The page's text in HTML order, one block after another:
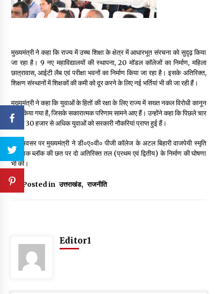
मुख्यमंत्री ने कहा कि राज्य में उच्च शिक्षा के क्षेत्र में आधारभूत संरचना को सुदृढ़ किया
जा रहा है। 9 नए महाविद्यालयों की स्थापना, 20 मॉडल कॉलेजों का निर्माण, महिला
छात्रावास, आईटी लैब एवं परीक्षा भवनों का निर्माण किया जा रहा है। इसके अतिरिक्त,
शिक्षण संस्थानों में शिक्षकों की कमी को दूर करने के लिए नई भर्तियां भी की जा रही हैं।
मुख्यमंत्री ने कहा कि युवाओं के हितों की रक्षा के लिए राज्य में सख्त नकल विरोधी कानून
लागू किया गया है, जिसके सकारात्मक परिणाम सामने आए हैं। उन्होंने कहा कि पिछले चार
वर्षों में 30 हजार से अधिक युवाओं को सरकारी नौकरियां प्राप्त हुई हैं।
इस अवसर पर मुख्यमंत्री ने डी०ए०वी० पीजी कॉलेज के अटल बिहारी वाजपेयी स्मृति
शैक्षणिक ब्लॉक की छत पर दो अतिरिक्त तल (प्रथम एवं द्वितीय) के निर्माण की घोषणा
भी की।
Posted in उत्तराखंड, राजनीति
Editor1